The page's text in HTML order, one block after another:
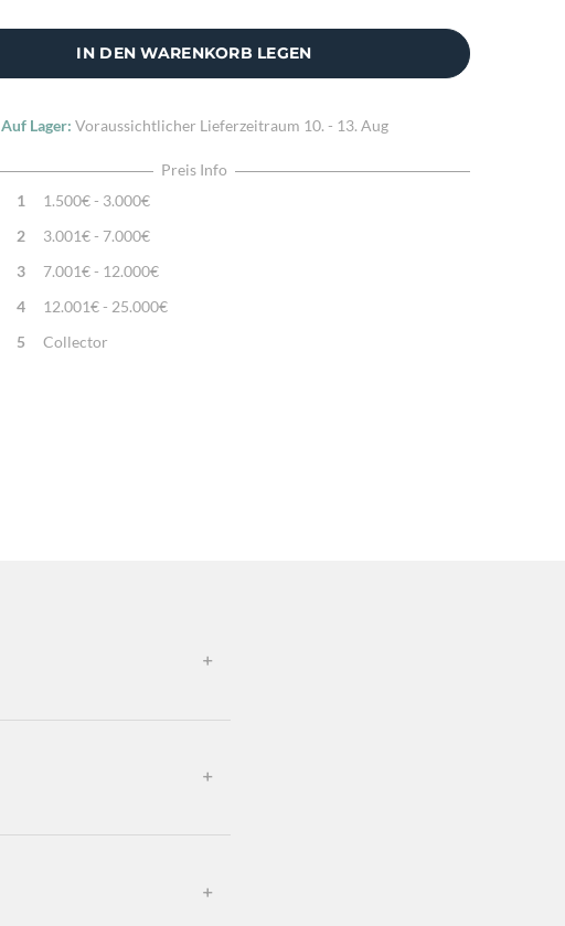
IN DEN WARENKORB LEGEN
Auf Lager: Voraussichtlicher Lieferzeitraum 10. - 13. Aug
Preis Info
1
1.500€ - 3.000€
2
3.001€ - 7.000€
3
7.001€ - 12.000€
4
12.001€ - 25.000€
5
Collector